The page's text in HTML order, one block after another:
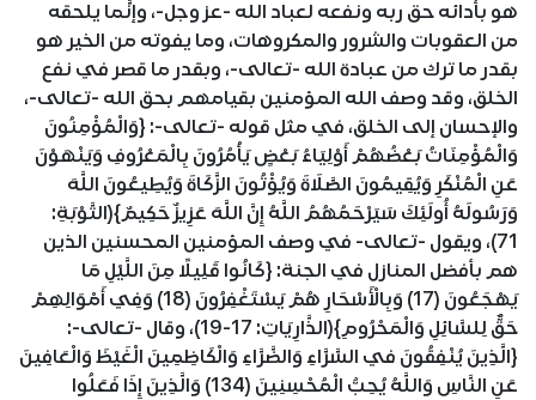
هو بأدائه حق ربه ونفعه لعباد الله -عز وجل-، وإنَّما يلحقه
من العقوبات والشرور والمكروهات، وما يفوته من الخير هو
بقدر ما ترك من عبادة الله -تعالى-، وبقدر ما قصر في نفع
الخلق، وقد وصف الله المؤمنين بقيامهم بحق الله -تعالى-،
والإحسان إلى الخلق، في مثل قوله -تعالى-: {وَالْمُؤْمِنُونَ
وَالْمُؤْمِنَاتُ بَعْضُهُمْ أَوْلِيَاءُ بَعْضٍ يَأْمُرُونَ بِالْمَعْرُوفِ وَيَنْهَوْنَ
عَنِ الْمُنْكَرِ وَيُقِيمُونَ الصَّلَاةَ وَيُؤْتُونَ الزَّكَاةَ وَيُطِيعُونَ اللَّهَ
وَرَسُولَهُ أُولَئِكَ سَيَرْحَمُهُمُ اللَّهُ إِنَّ اللَّهَ عَزِيزٌ حَكِيمٌ}(التَّوْبَةِ:
71)، ويقول -تعالى- في وصف المؤمنين المحسنين الذين
هم بأفضل المنازل في الجنة: {كَانُوا قَلِيلًا مِنَ اللَّيْلِ مَا
يَهْجَعُونَ (17) وَبِالْأَسْحَارِ هُمْ يَسْتَغْفِرُونَ (18) وَفِي أَمْوَالِهِمْ
حَقٌّ لِلسَّائِلِ وَالْمَحْرُومِ}(الذَّارِيَاتِ: 17-19)، وقال -تعالى-:
{الَّذِينَ يُنْفِقُونَ في السَّرَّاءِ وَالضَّرَّاءِ وَالْكَاظِمِينَ الْغَيْظَ وَالْعَافِينَ
عَنِ النَّاسِ وَاللَّهُ يُحِبُّ الْمُحْسِنِينَ (134) وَالَّذِينَ إِذَا فَعَلُوا